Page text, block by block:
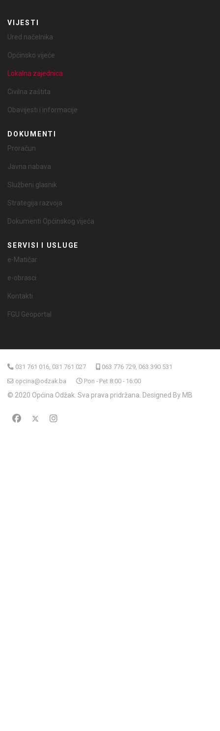
VIJESTI
Ured načelnika
Općinsko vijeće
Lokalna zajednica
Civilna zaštita
Obavijesti i informacije
DOKUMENTI
Proračun
Javna nabava
Službeni glasnik
Strategija razvoja
Dokumenti Općinskog vijeća
SERVISI I USLUGE
e-Matičar
e-obrasci
Kontakti
FGU Geoportal
031 761 016, 031 761 027
063 776 729, 063 390 531
opcina@odzak.ba
Pon - Pet 8:00 - 16:00
© 2020 Općina Odžak. Sva prava pridržana. Designed By MB